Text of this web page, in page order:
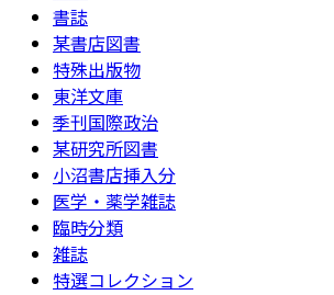
書誌
某書店図書
特殊出版物
東洋文庫
季刊国際政治
某研究所図書
小沼書店挿入分
医学・薬学雑誌
臨時分類
雑誌
特選コレクション